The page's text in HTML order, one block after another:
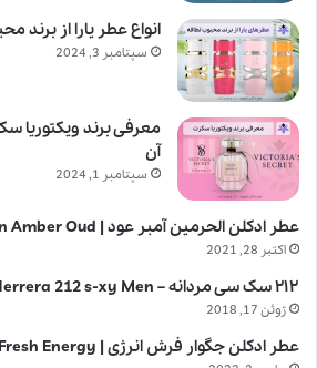
انواع عطر یارا از برند
سپتامبر 3, 2024
معرفی برند ویکتوریا
آن
سپتامبر 1, 2024
عطر ادکلن الحرمین آمبر عود | Al Haramain Amber Oud
اکتبر 28, 2021
۲۱۲ سک سی مردانه – Carolina Herrera 212 s-xy Men
ژوئن 17, 2018
عطر ادکلن جگوار فرش انرژی | Jaguar Fresh Energy